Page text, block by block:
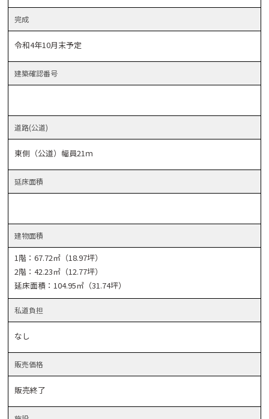
完成
令和4年10月末予定
建築確認番号
道路(公道)
東側（公道）幅員21ｍ
延床面積
建物面積
1階：67.72㎡（18.97坪）
2階：42.23㎡（12.77坪）
延床面積：104.95㎡（31.74坪）
私道負担
なし
販売価格
販売終了